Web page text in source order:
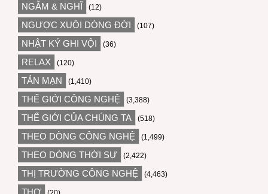
NGẪM & NGHĨ (12)
NGƯỢC XUÔI DÒNG ĐỜI (107)
NHẬT KÝ GHI VỘI (36)
RELAX (120)
TẢN MẠN (1,410)
THẾ GIỚI CÔNG NGHỆ (3,388)
THẾ GIỚI CỦA CHÚNG TA (518)
THEO DÒNG CÔNG NGHỆ (1,499)
THEO DÒNG THỜI SỰ (2,422)
THỊ TRƯỜNG CÔNG NGHỆ (4,463)